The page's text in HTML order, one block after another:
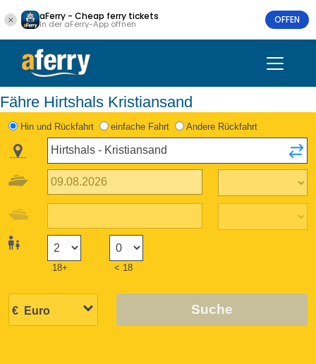
aFerry - Cheap ferry tickets
In der aFerry-App öffnen OFFEN
Fähre Hirtshals Kristiansand
Hin und Rückfahrt einfache Fahrt Andere Rückfahrt
18+ < 18
Suche